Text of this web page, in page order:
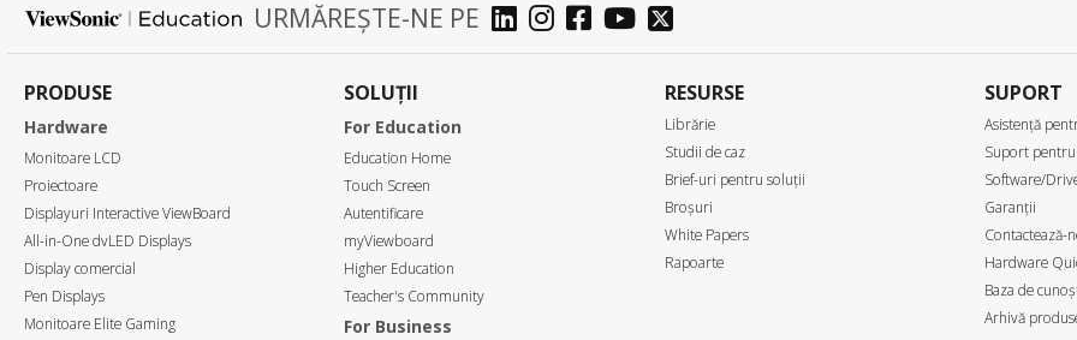
URMĂREȘTE-NE PE
PRODUSE
Hardware
Monitoare LCD
Proiectoare
Displayuri Interactive ViewBoard
All-in-One dvLED Displays
Display comercial
Pen Displays
Monitoare Elite Gaming
SOLUȚII
For Education
Education Home
Touch Screen
Autentificare
myViewboard
Higher Education
Teacher's Community
For Business
RESURSE
Librărie
Studii de caz
Brief-uri pentru soluții
Broșuri
White Papers
Rapoarte
SUPORT
Asistență
Suport
Software/
Garanții
Contactează-
Hardware
Baza de
Arhivă